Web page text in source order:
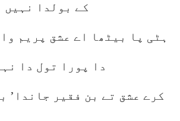
کے بولدا نہیں
ہٹی پا بیٹھا اے عشق پریم
دا پورا تول دا
کرے عشق تے بن فقیر جاندا’